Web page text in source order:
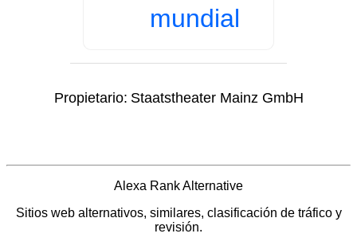
mundial
Propietario: Staatstheater Mainz GmbH
Alexa Rank Alternative
Sitios web alternativos, similares, clasificación de tráfico y
revisión.